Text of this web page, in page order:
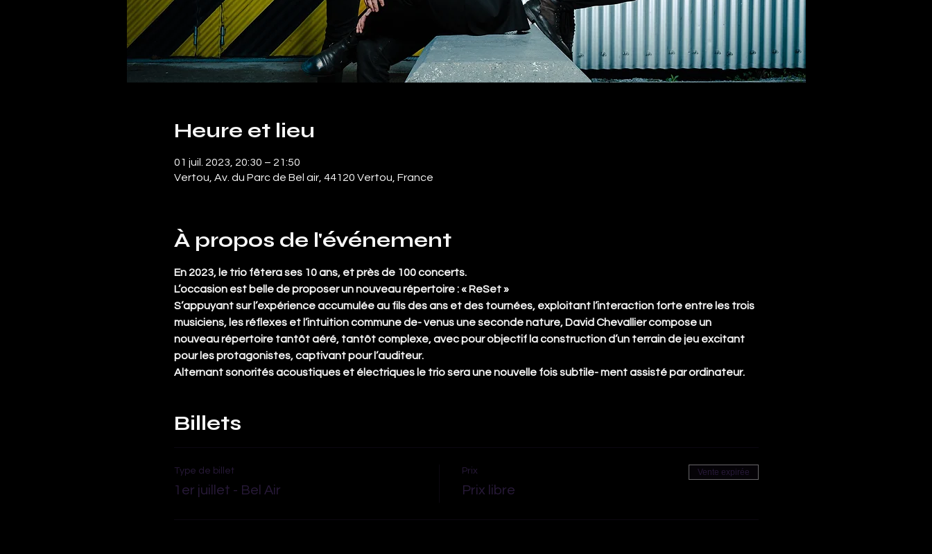
Heure et lieu
01 juil. 2023, 20:30 – 21:50
Vertou, Av. du Parc de Bel air, 44120 Vertou, France
À propos de l'événement
En 2023, le trio fêtera ses 10 ans, et près de 100 concerts.
L’occasion est belle de proposer un nouveau répertoire : « ReSet »
S’appuyant sur l’expérience accumulée au fils des ans et des tournées, exploitant l’interaction forte entre les trois
musiciens, les réflexes et l’intuition commune de- venus une seconde nature, David Chevallier compose un
nouveau répertoire tantôt aéré, tantôt complexe, avec pour objectif la construction d’un terrain de jeu excitant
pour les protagonistes, captivant pour l’auditeur.
Alternant sonorités acoustiques et électriques le trio sera une nouvelle fois subtile- ment assisté par ordinateur.
Billets
Type de billet
1er juillet - Bel Air
Prix
Prix libre
Vente expirée